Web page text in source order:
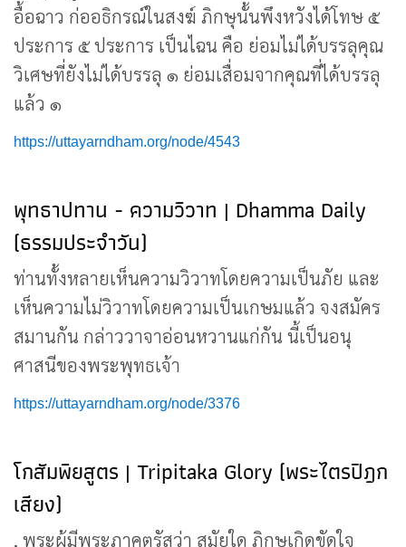
อื้อฉาว ก่ออธิกรณ์ในสงฆ์ ภิกษุนั้นพึงหวังได้โทษ ๕
ประการ ๕ ประการ เป็นไฉน คือ ย่อมไม่ได้บรรลุคุณ
วิเศษที่ยังไม่ได้บรรลุ ๑ ย่อมเสื่อมจากคุณที่ได้บรรลุ
แล้ว ๑
https://uttayarndham.org/node/4543
พุทธาปทาน - ความวิวาท | Dhamma Daily
(ธรรมประจำวัน)
ท่านทั้งหลายเห็นความวิวาทโดยความเป็นภัย และ
เห็นความไม่วิวาทโดยความเป็นเกษมแล้ว จงสมัคร
สมานกัน กล่าววาจาอ่อนหวานแก่กัน นี้เป็นอนุ
ศาสนีของพระพุทธเจ้า
https://uttayarndham.org/node/3376
โกสัมพิยสูตร | Tripitaka Glory (พระไตรปิฎก
เสียง)
, พระผู้มีพระภาคตรัสว่า สมัยใด ภิกษุเกิดขัดใจ